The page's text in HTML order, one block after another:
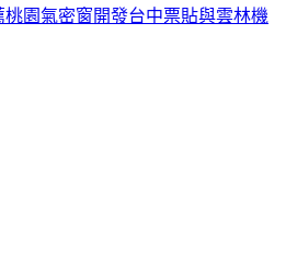
園氣密窗開發台中票貼與雲林機